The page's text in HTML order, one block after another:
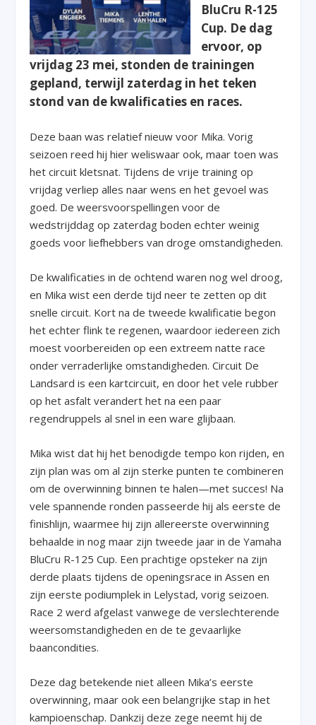
BluCru R-125
Cup. De dag
ervoor, op
vrijdag 23 mei, stonden de trainingen
gepland, terwijl zaterdag in het teken
stond van de kwalificaties en races.
Deze baan was relatief nieuw voor Mika. Vorig
seizoen reed hij hier weliswaar ook, maar toen was
het circuit kletsnat. Tijdens de vrije training op
vrijdag verliep alles naar wens en het gevoel was
goed. De weersvoorspellingen voor de
wedstrijddag op zaterdag boden echter weinig
goeds voor liefhebbers van droge omstandigheden.
De kwalificaties in de ochtend waren nog wel droog,
en Mika wist een derde tijd neer te zetten op dit
snelle circuit. Kort na de tweede kwalificatie begon
het echter flink te regenen, waardoor iedereen zich
moest voorbereiden op een extreem natte race
onder verraderlijke omstandigheden. Circuit De
Landsard is een kartcircuit, en door het vele rubber
op het asfalt verandert het na een paar
regendruppels al snel in een ware glijbaan.
Mika wist dat hij het benodigde tempo kon rijden, en
zijn plan was om al zijn sterke punten te combineren
om de overwinning binnen te halen—met succes! Na
vele spannende ronden passeerde hij als eerste de
finishlijn, waarmee hij zijn allereerste overwinning
behaalde in nog maar zijn tweede jaar in de Yamaha
BluCru R-125 Cup. Een prachtige opsteker na zijn
derde plaats tijdens de openingsrace in Assen en
zijn eerste podiumplek in Lelystad, vorig seizoen.
Race 2 werd afgelast vanwege de verslechterende
weersomstandigheden en de te gevaarlijke
baancondities.
Deze dag betekende niet alleen Mika’s eerste
overwinning, maar ook een belangrijke stap in het
kampioenschap. Dankzij deze zege neemt hij de